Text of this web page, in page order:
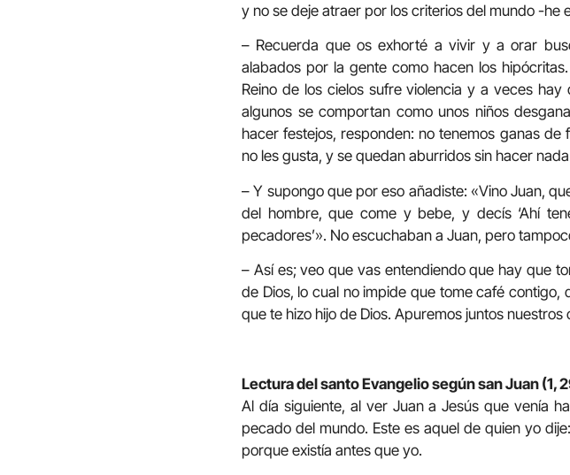
y no se deje atraer por los criterios del mundo -he
– Recuerda que os exhorté a vivir y a orar
alabados por la gente como hacen los
Reino de los cielos sufre violencia y a veces
algunos se comportan como unos niños
hacer festejos, responden: no tenemos ganas
no les gusta, y se quedan aburridos sin hacer
– Y supongo que por eso añadiste: «Vino Juan,
del hombre, que come y bebe, y decís ‘Ahí
pecadores’». No escuchaban a Juan, pero
– Así es; veo que vas entendiendo que hay que
de Dios, lo cual no impide que tome café contigo,
que te hizo hijo de Dios. Apuremos juntos
Lectura del santo Evangelio según san Juan (1,
Al día siguiente, al ver Juan a Jesús que venía
pecado del mundo. Este es aquel de quien yo
porque existía antes que yo.